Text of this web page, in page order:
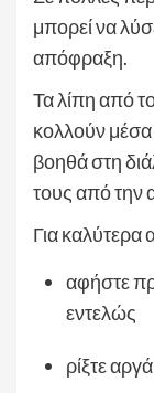
μπορεί να
απόφραξη.
Τα λίπη από
κολλούν
βοηθά στη
τους από την
Για καλύτερα
αφήστε
εντελώς
ρίξτε